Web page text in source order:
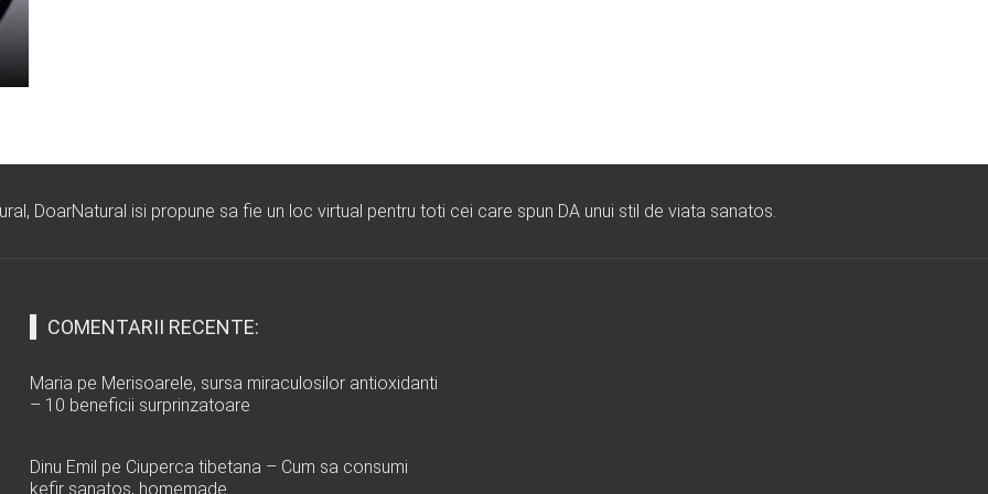
DoarNatural isi propune sa fie un loc virtual pentru toti cei care spun DA unui stil de viata sanatos.
COMENTARII RECENTE:
Maria pe Merisoarele, sursa miraculosilor antioxidanti
– 10 beneficii surprinzatoare
Dinu Emil pe Ciuperca tibetana – Cum sa consumi
kefir sanatos, homemade